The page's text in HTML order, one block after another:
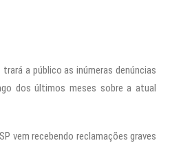
a público as inúmeras denúncias
dos últimos meses sobre a atual
vem recebendo reclamações graves